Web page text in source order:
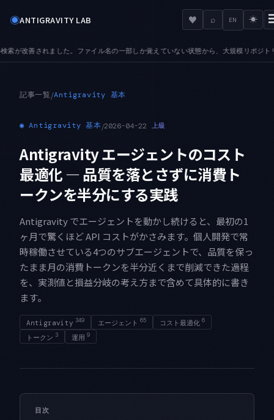
◉ANTIGRAVITY LAB ♥ ⌕ EN ☀
覚えていない状態から、大規模リポジトリでも目的のファイルへ辿り着けます●
記事一覧/Antigravity 基本
◉ Antigravity 基本/2026-04-22 上級
Antigravity エージェントのコスト
最適化 — 品質を落とさずに消費ト
ークンを半分にする実践
Antigravity でエージェントを動かし続けると、最初の1
ヶ月で驚くほど API コストがかさみます。個人開発で常
時稼働させている4つのサブエージェントで、品質を保っ
たまま月の消費トークンを半分近くまで削減できた過程
を、実測値と損益分岐の考え方まで含めて具体的に書き
ます。
Antigravity 349 エージェント 65 コスト最適化 6
トークン 3 運用 9
目次